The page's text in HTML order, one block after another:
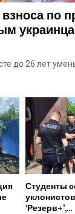
по
до 26 лет
Студенты
уклонистов
‘Резерв+’,...